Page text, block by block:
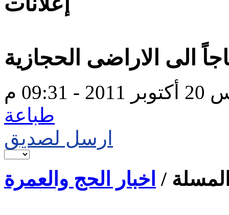
م
طباعة
ارسل لصديق
/ اخبار الحج والعمرة